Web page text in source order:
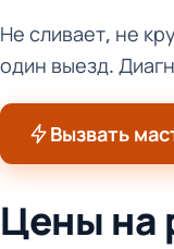
Не сливает, не
один выезд.
Вызвать
Цены на